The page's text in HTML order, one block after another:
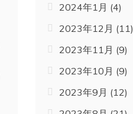
2024年1月 (4)
2023年12月 (11)
2023年11月 (9)
2023年10月 (9)
2023年9月 (12)